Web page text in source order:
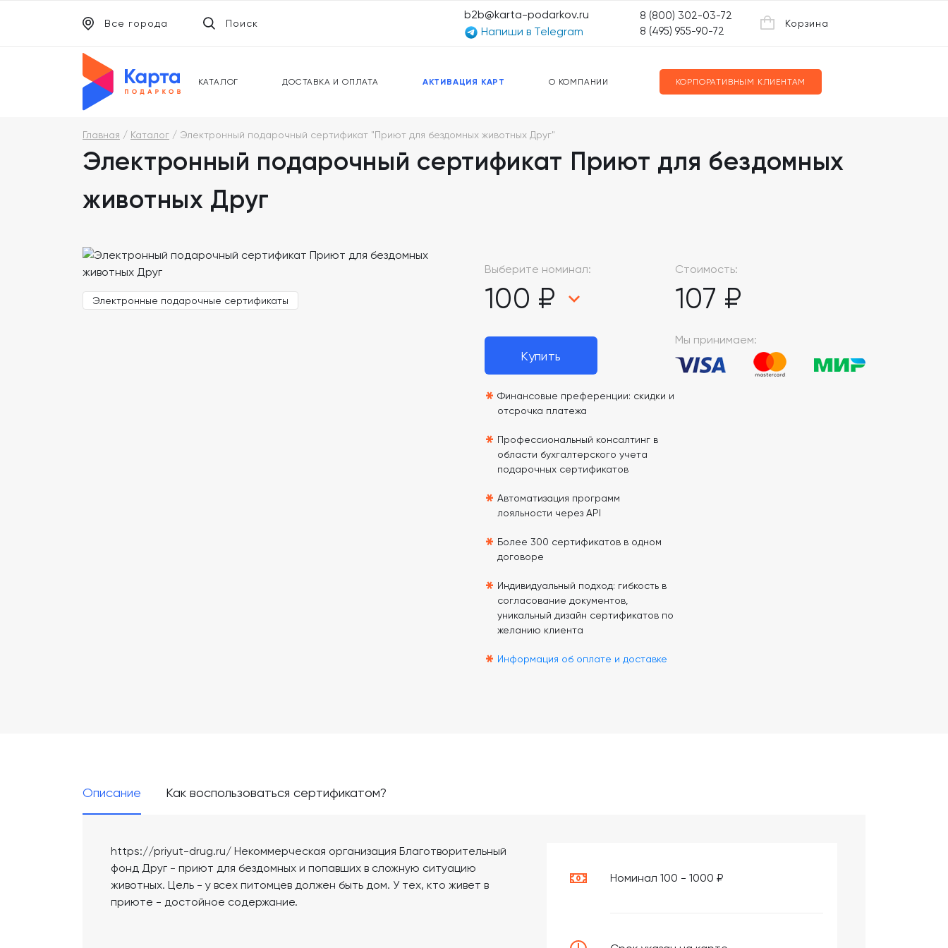
КАТАЛОГ ДОСТАВКА И ОПЛАТА АКТИВАЦИЯ КАРТ О КОМПАНИИ КОРПОРАТИВНЫМ КЛИЕНТАМ
Все города Поиск
b2b@karta-podarkov.ru
Напиши в Telegram
8 (800) 302-03-72
8 (495) 955-90-72
Корзина
ПОДАРОЧНЫЕ КАРТЫ
ПРЕДОПЛАЧЕННЫЕ КАРТЫ
Главная Каталог Электронный подарочный сертификат "Приют для бездомных животных Друг"
Электронный подарочный сертификат Приют для бездомных
животных Друг
Электронные подарочные сертификаты
Выберите номинал:
100 ₽
Стоимость:
107 ₽
Купить
* Финансовые преференции: скидки и
отсрочка платежа
* Профессиональный консалтинг в
области бухгалтерского учета
подарочных сертификатов
* Автоматизация программ
лояльности через API
* Более 300 сертификатов в одном
договоре
* Индивидуальный подход: гибкость в
согласование документов,
уникальный дизайн сертификатов по
желанию клиента
* Информация об оплате и доставке
Мы принимаем:
Описание Как воспользоваться сертификатом?
Номинал 100 - 1000 ₽
https://priyut-drug.ru/ Некоммерческая организация Благотворительный
фонд Друг - приют для бездомных и попавших в сложную ситуацию
животных. Цель - у всех питомцев должен быть дом. У тех, кто живет в
приюте - достойное содержание.